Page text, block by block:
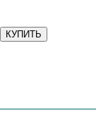
КУПИТЬ